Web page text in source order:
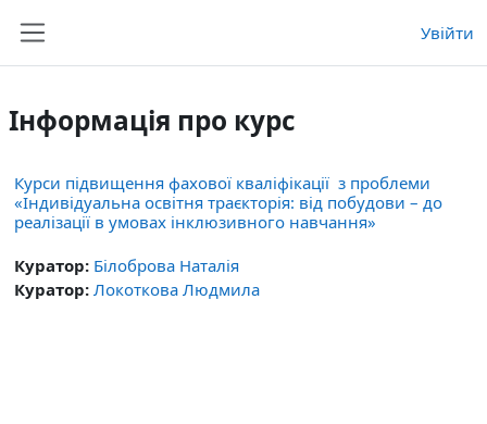
Увійти
Інформація про курс
Курси підвищення фахової кваліфікації з проблеми
«Індивідуальна освітня траєкторія: від побудови – до
реалізації в умовах інклюзивного навчання»
Куратор: Білоброва Наталія
Куратор: Локоткова Людмила